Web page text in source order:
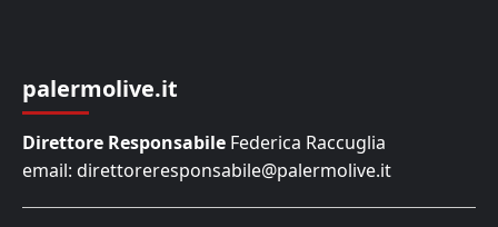
palermolive.it
Direttore Responsabile Federica Raccuglia
email: direttoreresponsabile@palermolive.it